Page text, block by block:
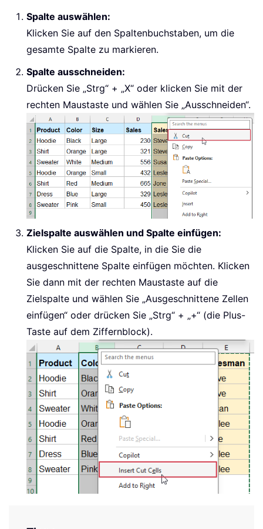
Spalte auswählen:
Klicken Sie auf den Spaltenbuchstaben, um die
gesamte Spalte zu markieren.
Spalte ausschneiden:
Drücken Sie „Strg“ + „X“ oder klicken Sie mit der
rechten Maustaste und wählen Sie „Ausschneiden“.
Zielspalte auswählen und Spalte einfügen:
Klicken Sie auf die Spalte, in die Sie die
ausgeschnittene Spalte einfügen möchten. Klicken
Sie dann mit der rechten Maustaste auf die
Zielspalte und wählen Sie „Ausgeschnittene Zellen
einfügen“ oder drücken Sie „Strg“ + „+“ (die Plus-
Taste auf dem Ziffernblock).